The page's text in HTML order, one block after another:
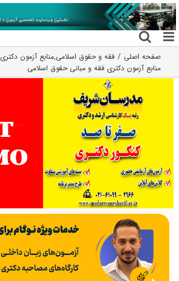
رفتن
به
محتوا
صفحه اصلی فقه و حقوق اسلامی,منابع آزمون دکتری
منابع آزمون دکتری فقه و مبانی حقوق اسلامی